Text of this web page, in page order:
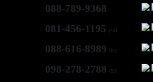
088-789-9368
081-456-1195 (40)
088-616-8989 (63)
098-278-2788 (59)